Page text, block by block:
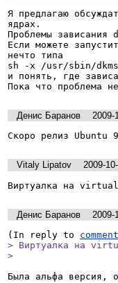
Я предлагаю
ядрах.
Проблемы зависания
Если можете
нечто типа
sh -x /usr/sbin/
и понять, где
Пока что проблема
Денис Баранов
2009-
Скоро релиз Ubuntu
Vitaly Lipatov
2009-
Виртуалка на
Денис Баранов
2009-
(In reply to
> Виртуалка на
>
Была альфа версия,